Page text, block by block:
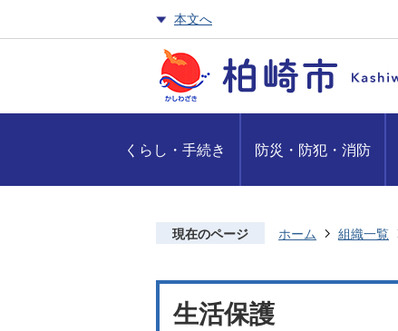
本文へ
くらし・手続き 防災・防犯・消防
現在のページ ホーム 組織一覧
生活保護